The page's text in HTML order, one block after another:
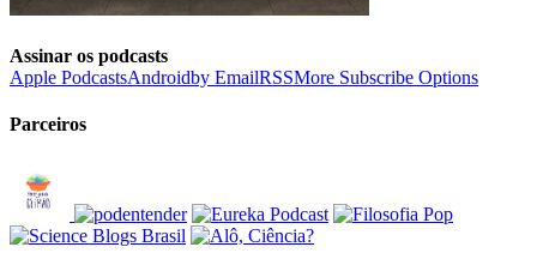
Assinar os podcasts
Apple PodcastsAndroidby EmailRSSMore Subscribe Options
Parceiros